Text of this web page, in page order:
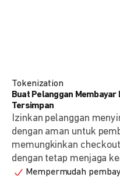
Tokenization
Buat Pelanggan Membayar
Tersimpan
Izinkan pelanggan
dengan aman untuk
memungkinkan
dengan tetap menjaga
Mempermudah